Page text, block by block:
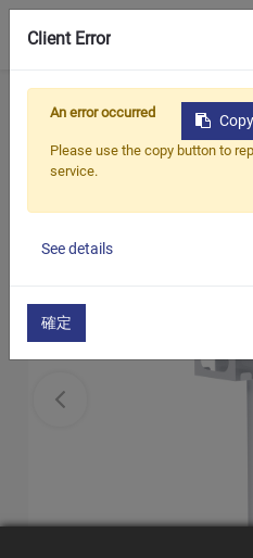
ホーム 製品
病院用
モバイルハイジーンカー
Client Error
An error occurred
Please use the copy button to
service.
See details
確定